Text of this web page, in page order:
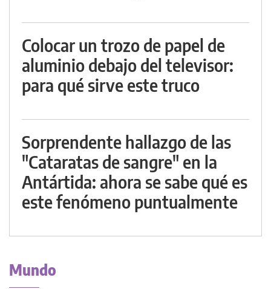
Colocar un trozo de papel de
aluminio debajo del televisor:
para qué sirve este truco
Sorprendente hallazgo de las
"Cataratas de sangre" en la
Antártida: ahora se sabe qué es
este fenómeno puntualmente
Mundo